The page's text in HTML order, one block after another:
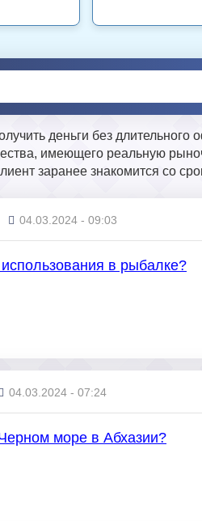
деньги без длительного
имеющего реальную
заранее знакомится со
04.03.2024 - 09:03
в рыбалке?
04.03.2024 - 07:24
море в Абхазии?